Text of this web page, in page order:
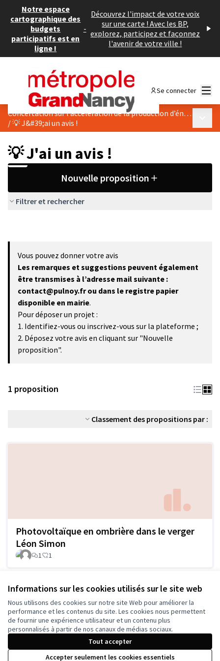
Informations sur les cookies utilisés sur le site web
Nous utilisons des cookies sur notre site Web pour améliorer la
performance et les contenus du site. Les cookies nous permettent
de fournir une expérience utilisateur et un contenu plus
personnalisés à partir de nos canaux de médias sociaux.
Tout accepter
Accepter seulement les cookies essentiels
Notre espace
cartographique des
budgets
participatifs est en
ligne !
-
Découvrez l'impact de votre voix
sur une carte ! Avec les BP,
explorez, participez et façonnez
l'avenir de votre ville !
Se connecter
Concertation sur l’accélération de la production d’énergies renouvelables de Pulnoy
/💡 J&#39;ai un avis !
💡 J'ai un avis !
Nouvelle proposition
Filtrer et rechercher
Vous pouvez donner votre avis
Les remarques et suggestions peuvent également
être transmises à l’adresse mail suivante :
contact@pulnoy.fr ou dans le registre papier
disponible en mairie.
Pour déposer un projet :
1. Identifiez-vous ou inscrivez-vous sur la plateforme ;
2. Déposez votre avis en cliquant sur "Nouvelle
proposition".
1 proposition
Classement des propositions par :
Photovoltaïque en ombrière dans le verger
Léon Simon
1 1
Voir toutes les propositions retirées
Conditions d'utilisation